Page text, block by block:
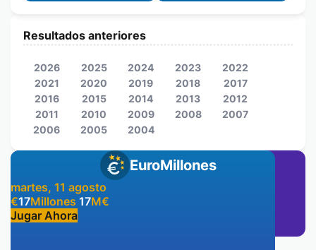
EuroMillones
martes, 11 agosto
€17Millones 17M€
Jugar Ahora
Resultados anteriores
2026 2025 2024 2023
2022
2021
2020 2019 2018
2017
2016
2015 2014 2013
2012
2011
2010 2009 2008
2007
2006
2005 2004